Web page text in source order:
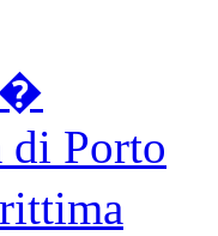
di Porto